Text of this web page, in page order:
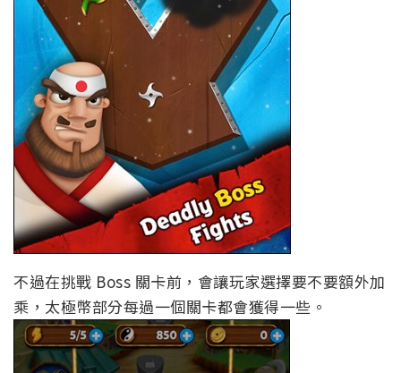
不過在挑戰 Boss 關卡前，會讓玩家選擇要不要額外加
乘，太極幣部分每過一個關卡都會獲得一些。